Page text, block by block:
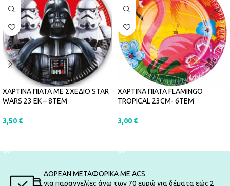
ΧΑΡΤΙΝΑ ΠΙΑΤΑ ΜΕ ΣΧΕΔΙΟ STAR
WARS 23 ΕΚ – 8ΤΕΜ
3,50 €
ΧΑΡΤΙΝΑ ΠΙΑΤΑ FLAMINGO
TROPICAL 23CM- 6ΤΕΜ
3,00 €
ΔΩΡΕΑΝ ΜΕΤΑΦΟΡΙΚΑ ΜΕ ACS
για παραγγελίες άνω των 70 ευρώ για δέματα εώς 2